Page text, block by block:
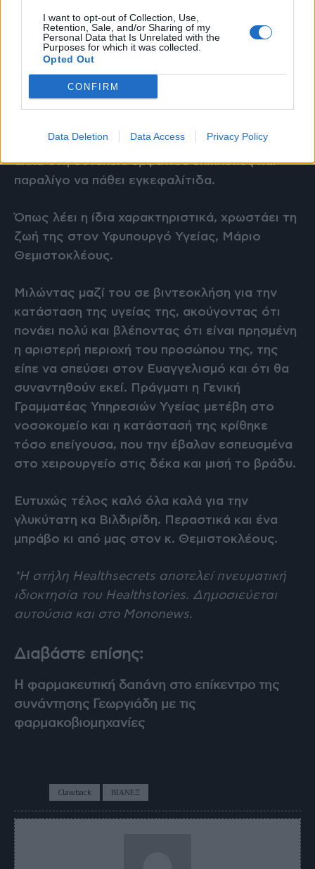
I want to opt-out of Collection, Use,
Retention, Sale, and/or Sharing of my
Personal Data that Is Unrelated with the
Purposes for which it was collected.
Opted Out
CONFIRM
Data Deletion Data Access Privacy Policy
Θεμιστοκλέους.
Η κα Βιδιρίδη είχε μια περιπέτεια υγείας, που
θα μπορούσε να έχει εξαιρετικά δυσάρεστη
έκβαση, η οποία, ωστόσο, απεφεύχθη
Πήγε να αφαιρέσει έναν έγκλειστο φρονιμίτη,
αλλά στη συνέχεια εμφάνισε επιπλοκές και
παραλίγο να πάθει εγκεφαλίτιδα.
Όπως λέει η ίδια χαρακτηριστικά, χρωστάει τη
ζωή της στον Υφυπουργό Υγείας, Μάριο
Θεμιστοκλέους.
Μιλώντας μαζί του σε βιντεοκλήση για την
κατάσταση της υγείας της, ακούγοντας ότι
πονάει πολύ και βλέποντας ότι είναι πρησμένη
η αριστερή περιοχή του προσώπου της, της
είπε να σπεύσει στον Ευαγγελισμό και ότι θα
συναντηθούν εκεί. Πράγματι η Γενική
Γραμματέας Υπηρεσιών Υγείας μετέβη στο
νοσοκομείο και η κατάστασή της κρίθηκε
τόσο επείγουσα, που την έβαλαν εσπευσμένα
στο χειρουργείο στις δέκα και μισή το βράδυ.
Ευτυχώς τέλος καλό όλα καλά για την
γλυκύτατη κα Βιλδιρίδη. Περαστικά και ένα
μπράβο κι από μας στον κ. Θεμιστοκλέους.
*Η στήλη Healthsecrets αποτελεί πνευματική
ιδιοκτησία του Healthstories. Δημοσιεύεται
αυτούσια και στο Mononews.
Διαβάστε επίσης:
Η φαρμακευτική δαπάνη στο επίκεντρο της
συνάντησης Γεωργιάδη με τις
φαρμακοβιομηχανίες
Clawback ΒΙΑΝΕΞ